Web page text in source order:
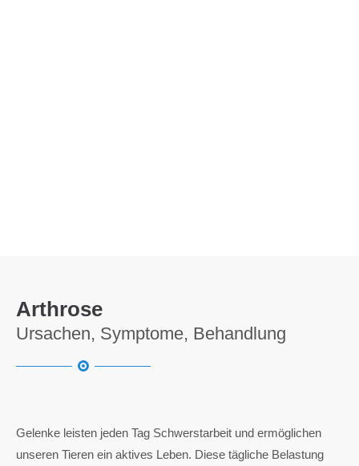
Arthrose
Ursachen, Symptome, Behandlung
Gelenke leisten jeden Tag Schwerstarbeit und ermöglichen
unseren Tieren ein aktives Leben. Diese tägliche Belastung